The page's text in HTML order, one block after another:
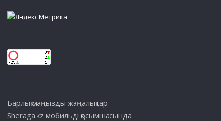
Барлық маңызды жаңалықтар
Sheraga.kz мобильді қосымшасында